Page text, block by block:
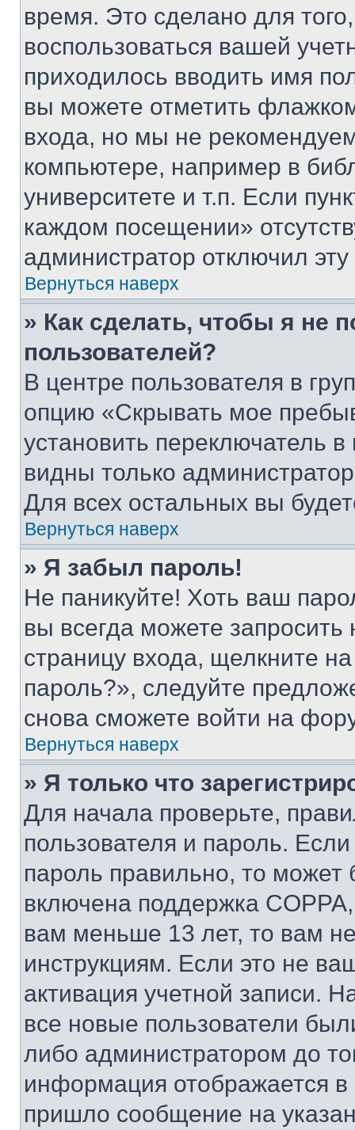
время. Это сделано для
воспользоваться вашей
приходилось вводить имя
вы можете отметить
входа, но мы не
компьютере, например в
университете и т.п. Если
каждом посещении»
администратор отключил
Вернуться наверх
» Как сделать, чтобы я не
пользователей?
В центре пользователя в
опцию «Скрывать мое
установить переключатель
видны только
Для всех остальных вы
Вернуться наверх
» Я забыл пароль!
Не паникуйте! Хоть ваш
вы всегда можете
страницу входа, щелкните
пароль?», следуйте
снова сможете войти на
Вернуться наверх
» Я только что
Для начала проверьте,
пользователя и пароль.
пароль правильно, то может
включена поддержка
вам меньше 13 лет, то вам
инструкциям. Если это не
активация учетной записи.
все новые пользователи
либо администратором до
информация отображается
пришло сообщение на